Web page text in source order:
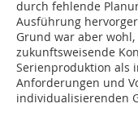
durch fehlende
Ausführung
Grund war aber
zukunftsweisende
Serienproduktion als
Anforderungen und
individualisierenden